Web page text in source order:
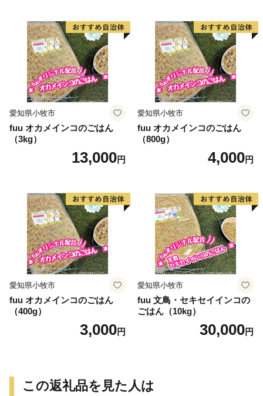
愛知県小牧市
fuu オカメインコのごはん
（3kg）
13,000円
愛知県小牧市
fuu オカメインコのごはん
（800g）
4,000円
愛知県小牧市
fuu オカメインコのごはん
（400g）
3,000円
愛知県小牧市
fuu 文鳥・セキセイインコの
ごはん（10kg）
30,000円
この返礼品を見た人は